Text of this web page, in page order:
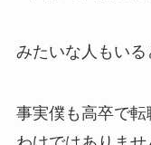
みたいな人もいる
事実僕も高卒で